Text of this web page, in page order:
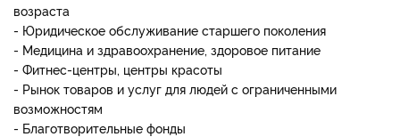
возраста
- Юридическое обслуживание старшего поколения
- Медицина и здравоохранение, здоровое питание
- Фитнес-центры, центры красоты
- Рынок товаров и услуг для людей с ограниченными
возможностям
- Благотворительные фонды